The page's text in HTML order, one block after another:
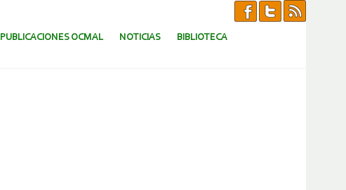
PUBLICACIONES OCMAL NOTICIAS BIBLIOTECA